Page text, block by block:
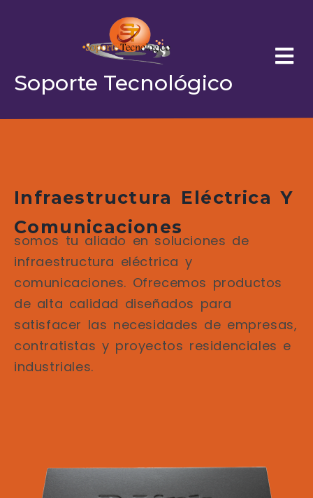
Soporte Tecnológico
Infraestructura Eléctrica Y
Comunicaciones
somos tu aliado en soluciones de
infraestructura eléctrica y
comunicaciones. Ofrecemos productos
de alta calidad diseñados para
satisfacer las necesidades de empresas,
contratistas y proyectos residenciales e
industriales.